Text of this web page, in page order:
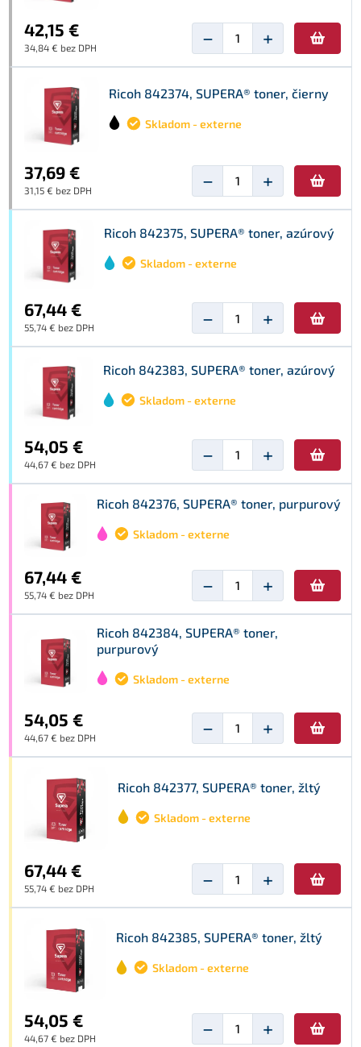
42,15 €
34,84 € bez DPH − +
Ricoh 842374, SUPERA® toner, čierny
Skladom - externe
37,69 €
31,15 € bez DPH − +
Ricoh 842375, SUPERA® toner, azúrový
Skladom - externe
67,44 €
55,74 € bez DPH − +
Ricoh 842383, SUPERA® toner, azúrový
Skladom - externe
54,05 €
44,67 € bez DPH − +
Ricoh 842376, SUPERA® toner, purpurový
Skladom - externe
67,44 €
55,74 € bez DPH − +
Ricoh 842384, SUPERA® toner,
purpurový
Skladom - externe
54,05 €
44,67 € bez DPH − +
Ricoh 842377, SUPERA® toner, žltý
Skladom - externe
67,44 €
55,74 € bez DPH − +
Ricoh 842385, SUPERA® toner, žltý
Skladom - externe
54,05 €
44,67 € bez DPH − +